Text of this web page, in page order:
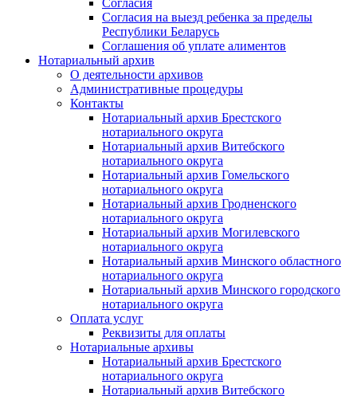
Согласия на выезд ребенка за пределы
Республики Беларусь
Соглашения об уплате алиментов
Нотариальный архив
О деятельности архивов
Административные процедуры
Контакты
Нотариальный архив Брестского
нотариального округа
Нотариальный архив Витебского
нотариального округа
Нотариальный архив Гомельского
нотариального округа
Нотариальный архив Гродненского
нотариального округа
Нотариальный архив Могилевского
нотариального округа
Нотариальный архив Минского областного
нотариального округа
Нотариальный архив Минского городского
нотариального округа
Оплата услуг
Реквизиты для оплаты
Нотариальные архивы
Нотариальный архив Брестского
нотариального округа
Нотариальный архив Витебского